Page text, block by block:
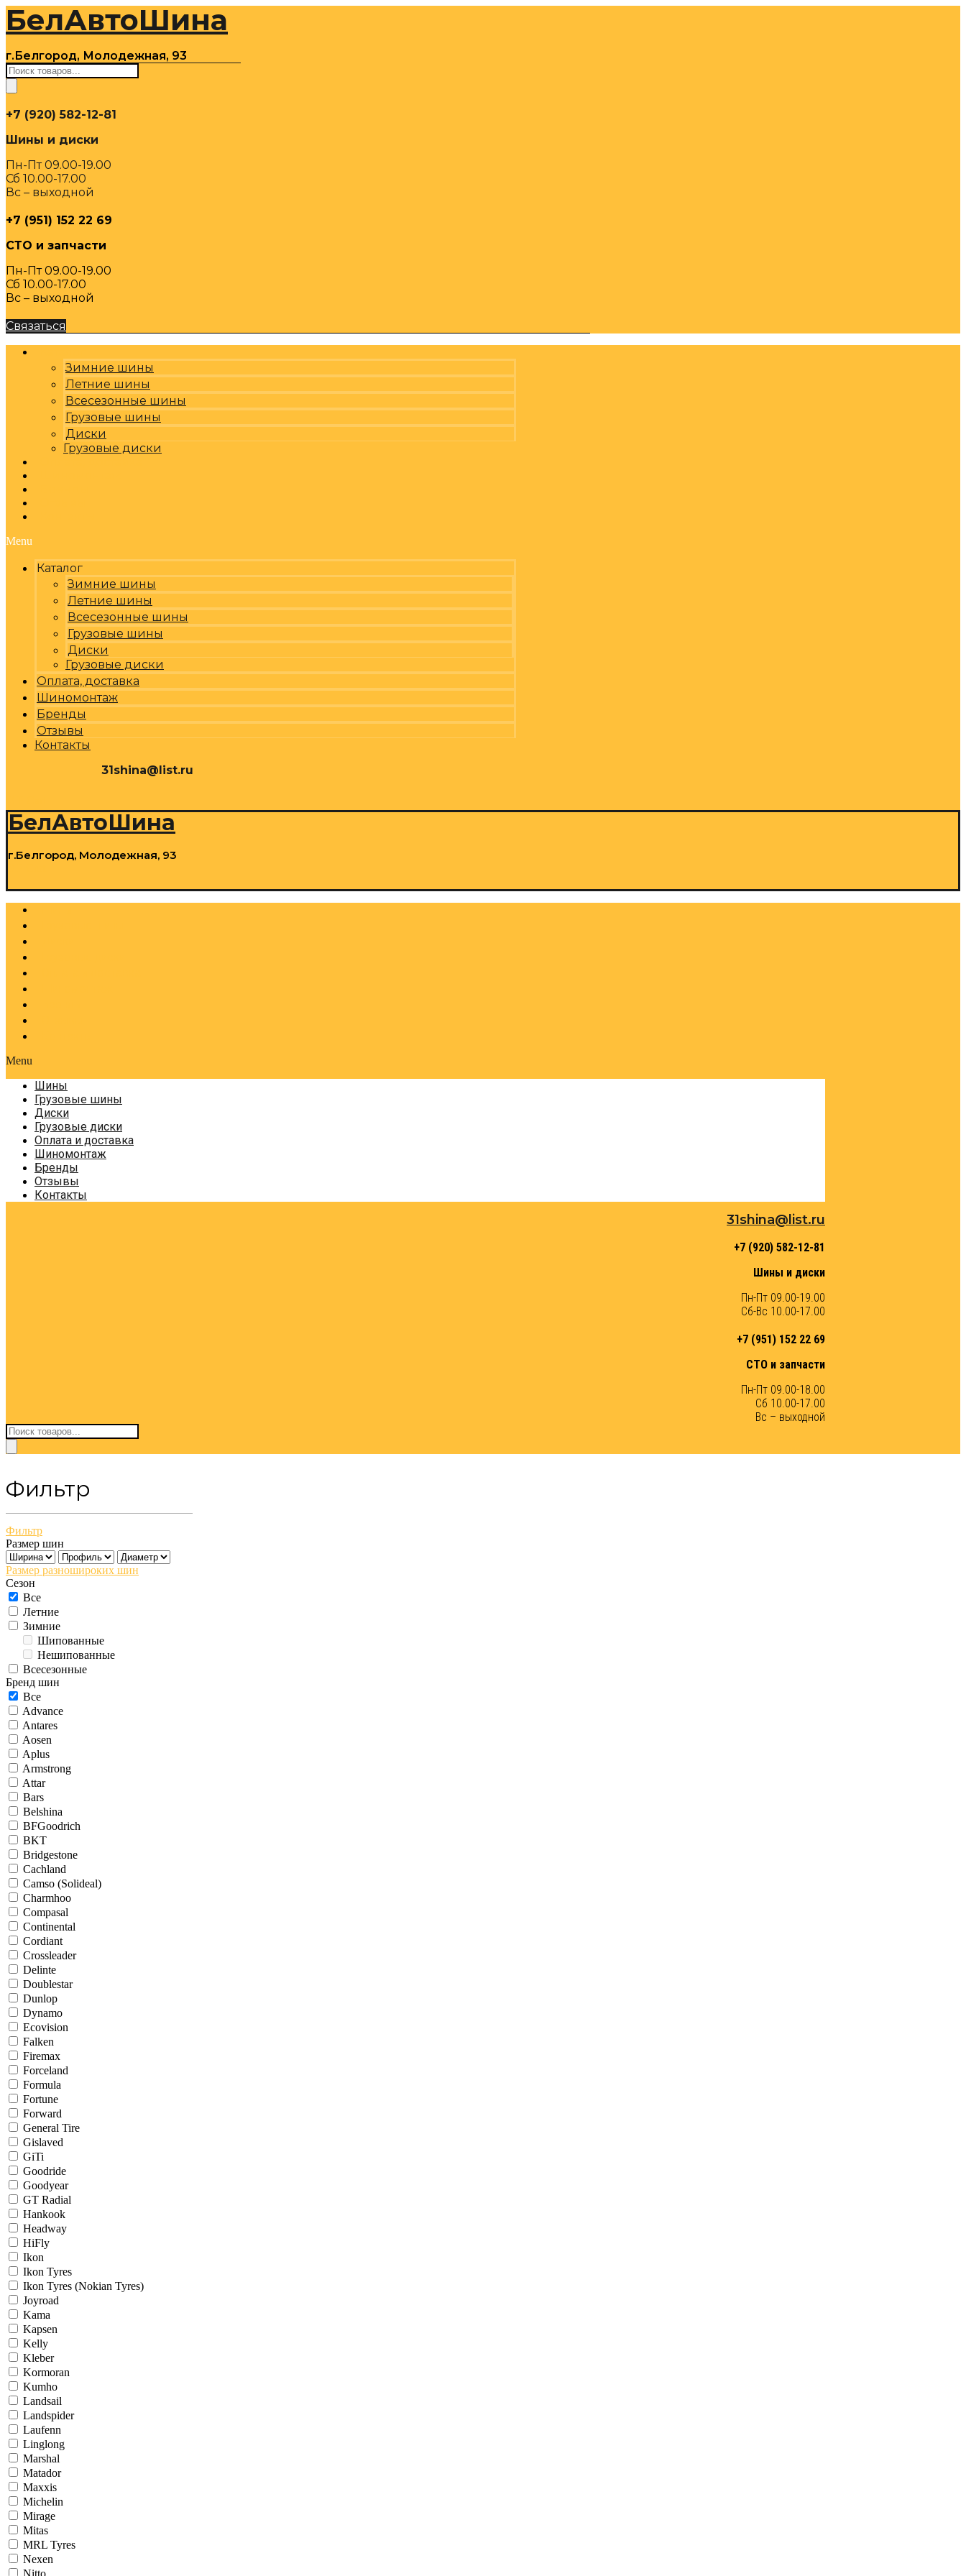
Перейти
содержимому
БелАвтоШина
г.Белгород, Молодежная, 93
Поиск
товаров
+7 (920) 582-12-81
Шины и диски
Пн-Пт 09.00-19.00
Сб 10.00-17.00
Вс – выходной
+7 (951) 152 22 69
СТО и запчасти
Пн-Пт 09.00-19.00
Сб 10.00-17.00
Вс – выходной
Связаться
Зимние шины
Летние шины
Всесезонные шины
Грузовые шины
Диски
Грузовые диски
Menu
Каталог
Зимние шины
Летние шины
Всесезонные шины
Грузовые шины
Диски
Грузовые диски
Оплата, доставка
Шиномонтаж
Бренды
Отзывы
Контакты
31shina@list.ru
БелАвтоШина
г.Белгород, Молодежная, 93
Menu
Шины
Грузовые шины
Диски
Грузовые диски
Оплата и доставка
Шиномонтаж
Бренды
Отзывы
Контакты
31shina@list.ru
+7 (920) 582-12-81
Шины и диски
Пн-Пт 09.00-19.00
Сб-Вс 10.00-17.00
+7 (951) 152 22 69
СТО и запчасти
Пн-Пт 09.00-18.00
Сб 10.00-17.00
Вс – выходной
Поиск
товаров
Фильтр
Фильтр
Размер шин
Размер разношироких шин
Сезон
Все
Летние
Зимние
Шипованные
Нешипованные
Всесезонные
Бренд шин
Все
Advance
Antares
Aosen
Aplus
Armstrong
Attar
Bars
Belshina
BFGoodrich
BKT
Bridgestone
Cachland
Camso (Solideal)
Charmhoo
Compasal
Continental
Cordiant
Crossleader
Delinte
Doublestar
Dunlop
Dynamo
Ecovision
Falken
Firemax
Forceland
Formula
Fortune
Forward
General Tire
Gislaved
GiTi
Goodride
Goodyear
GT Radial
Hankook
Headway
HiFly
Ikon
Ikon Tyres
Ikon Tyres (Nokian Tyres)
Joyroad
Kama
Kapsen
Kelly
Kleber
Kormoran
Kumho
Landsail
Landspider
Laufenn
Linglong
Marshal
Matador
Maxxis
Michelin
Mirage
Mitas
MRL Tyres
Nexen
Nitto